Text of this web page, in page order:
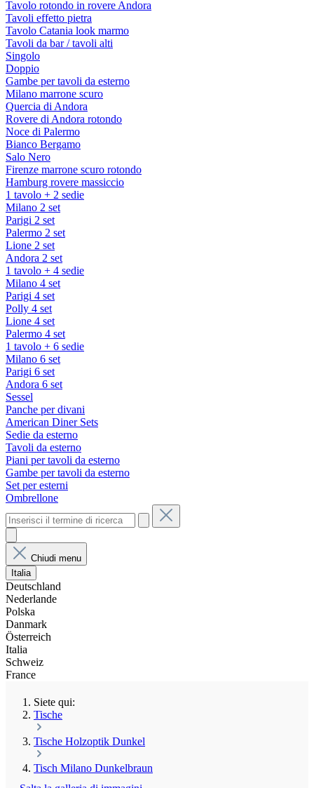
Tavolo rotondo in rovere Andora
Tavoli effetto pietra
Tavolo Catania look marmo
Tavoli da bar / tavoli alti
Singolo
Doppio
Gambe per tavoli da esterno
Milano marrone scuro
Quercia di Andora
Rovere di Andora rotondo
Noce di Palermo
Bianco Bergamo
Salo Nero
Firenze marrone scuro rotondo
Hamburg rovere massiccio
1 tavolo + 2 sedie
Milano 2 set
Parigi 2 set
Palermo 2 set
Lione 2 set
Andora 2 set
1 tavolo + 4 sedie
Milano 4 set
Parigi 4 set
Polly 4 set
Lione 4 set
Palermo 4 set
1 tavolo + 6 sedie
Milano 6 set
Parigi 6 set
Andora 6 set
Sessel
Panche per divani
American Diner Sets
Sedie da esterno
Tavoli da esterno
Piani per tavoli da esterno
Gambe per tavoli da esterno
Set per esterni
Ombrellone
Chiudi menu
Italia
Deutschland
Nederlande
Polska
Danmark
Österreich
Italia
Schweiz
France
Siete qui:
Tische
Tische Holzoptik Dunkel
Tisch Milano Dunkelbraun